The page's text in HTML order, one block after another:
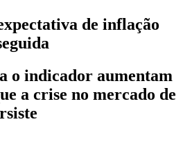
de inflação
o indicador aumentam
a crise no mercado de